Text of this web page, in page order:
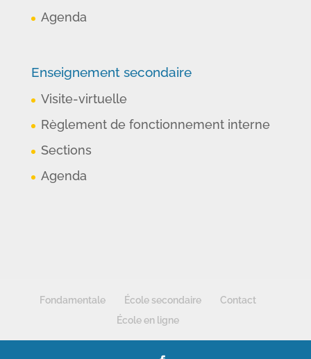
Agenda
Enseignement secondaire
Visite-virtuelle
Règlement de fonctionnement interne
Sections
Agenda
Fondamentale École secondaire
Contact
École en ligne